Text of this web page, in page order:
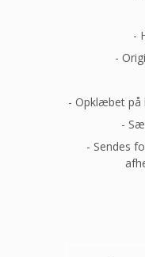
-
-
- Opklæbet på
-
- Sendes